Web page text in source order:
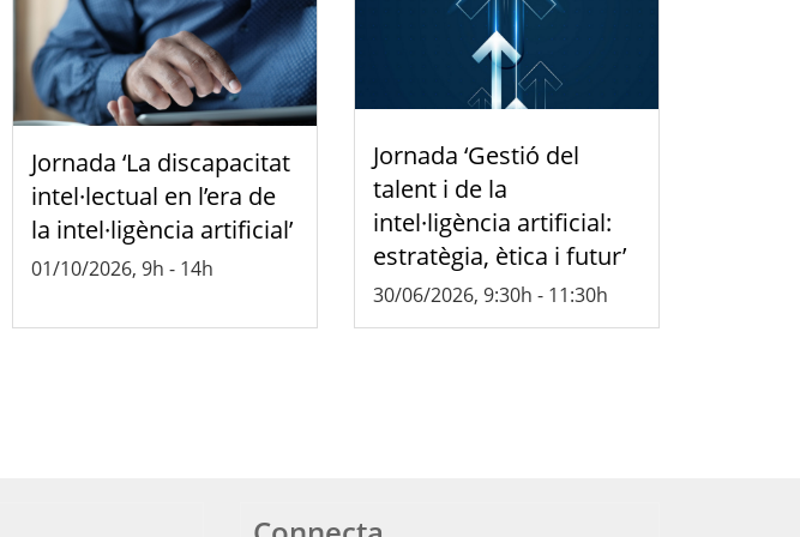
Jornada ‘La discapacitat
intel·lectual en l’era de
la intel·ligència artificial’
01/10/2026, 9h - 14h
Jornada ‘Gestió del
talent i de la
intel·ligència artificial:
estratègia, ètica i futur’
30/06/2026, 9:30h - 11:30h